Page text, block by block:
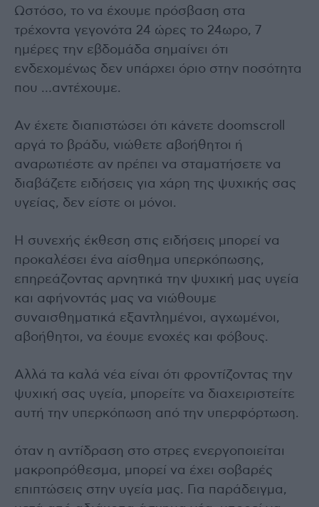
Ωστόσο, το να έχουμε πρόσβαση στα
τρέχοντα γεγονότα 24 ώρες το 24ωρο, 7
ημέρες την εβδομάδα σημαίνει ότι
ενδεχομένως δεν υπάρχει όριο στην ποσότητα
που …αντέχουμε.
Αν έχετε διαπιστώσει ότι κάνετε doomscroll
αργά το βράδυ, νιώθετε αβοήθητοι ή
αναρωτιέστε αν πρέπει να σταματήσετε να
διαβάζετε ειδήσεις για χάρη της ψυχικής σας
υγείας, δεν είστε οι μόνοι.
Η συνεχής έκθεση στις ειδήσεις μπορεί να
προκαλέσει ένα αίσθημα υπερκόπωσης,
επηρεάζοντας αρνητικά την ψυχική μας υγεία
και αφήνοντάς μας να νιώθουμε
συναισθηματικά εξαντλημένοι, αγχωμένοι,
αβοήθητοι, να έουμε ενοχές και φόβους.
Αλλά τα καλά νέα είναι ότι φροντίζοντας την
ψυχική σας υγεία, μπορείτε να διαχειριστείτε
αυτή την υπερκόπωση από την υπερφόρτωση.
όταν η αντίδραση στο στρες ενεργοποιείται
μακροπρόθεσμα, μπορεί να έχει σοβαρές
επιπτώσεις στην υγεία μας. Για παράδειγμα,